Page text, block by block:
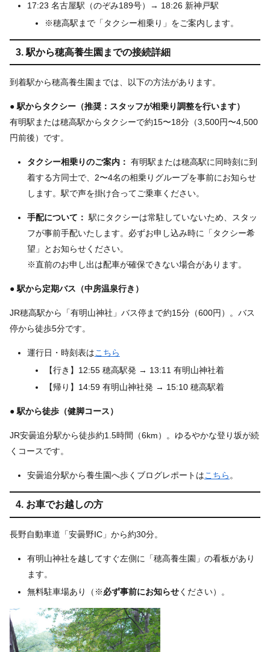
17:23 名古屋駅（のぞみ189号）→ 18:26 新神戸駅
※穂高駅まで「タクシー相乗り」をご案内します。
3. 駅から穂高養生園までの接続詳細
到着駅から穂高養生園までは、以下の方法があります。
● 駅からタクシー（推奨：スタッフが相乗り調整を行います）
有明駅または穂高駅からタクシーで約15〜18分（3,500円〜4,500
円前後）です。
タクシー相乗りのご案内： 有明駅または穂高駅に同時刻に到
着する方同士で、2〜4名の相乗りグループを事前にお知らせ
します。駅で声を掛け合ってご乗車ください。
手配について： 駅にタクシーは常駐していないため、スタッ
フが事前手配いたします。必ずお申し込み時に「タクシー希
望」とお知らせください。
※直前のお申し出は配車が確保できない場合があります。
● 駅から定期バス（中房温泉行き）
JR穂高駅から「有明山神社」バス停まで約15分（600円）。バス
停から徒歩5分です。
運行日・時刻表はこちら
【行き】12:55 穂高駅発 → 13:11 有明山神社着
【帰り】14:59 有明山神社発 → 15:10 穂高駅着
● 駅から徒歩（健脚コース）
JR安曇追分駅から徒歩約1.5時間（6km）。ゆるやかな登り坂が続
くコースです。
安曇追分駅から養生園へ歩くブログレポートはこちら。
4. お車でお越しの方
長野自動車道「安曇野IC」から約30分。
有明山神社を越してすぐ左側に「穂高養生園」の看板があり
ます。
無料駐車場あり（※必ず事前にお知らせください）。